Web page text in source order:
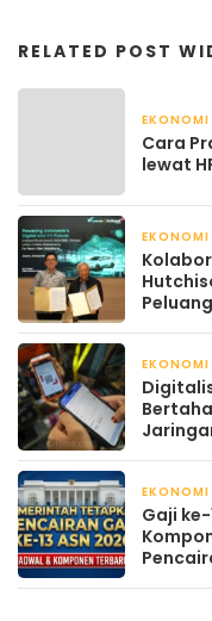
RELATED POST
EKONOMI
Cara
lewat
EKONOMI
EKONOMI
EKONOMI
Gaji